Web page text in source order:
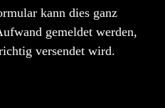
kann dies ganz
gemeldet werden,
versendet wird.